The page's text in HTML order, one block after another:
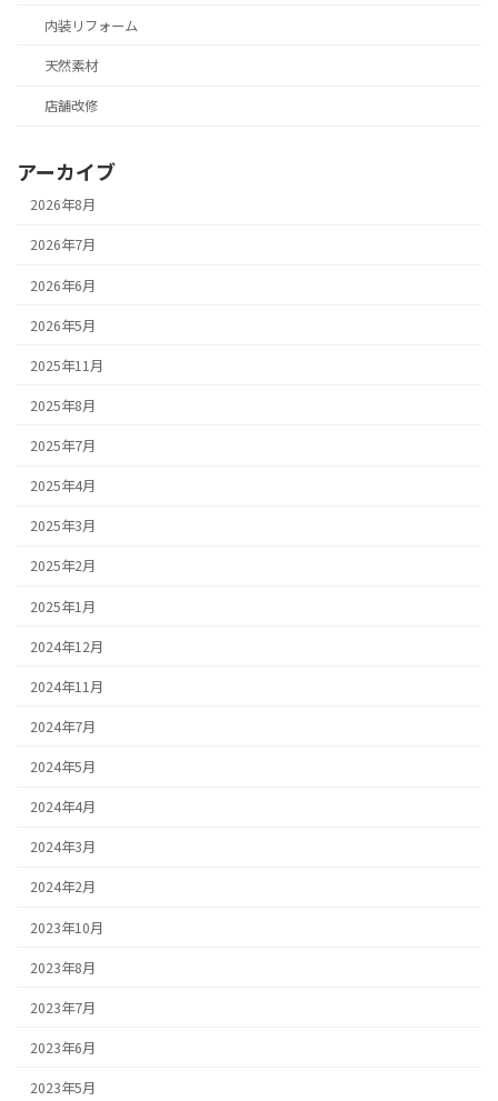
内装リフォーム
天然素材
店舗改修
アーカイブ
2026年8月
2026年7月
2026年6月
2026年5月
2025年11月
2025年8月
2025年7月
2025年4月
2025年3月
2025年2月
2025年1月
2024年12月
2024年11月
2024年7月
2024年5月
2024年4月
2024年3月
2024年2月
2023年10月
2023年8月
2023年7月
2023年6月
2023年5月